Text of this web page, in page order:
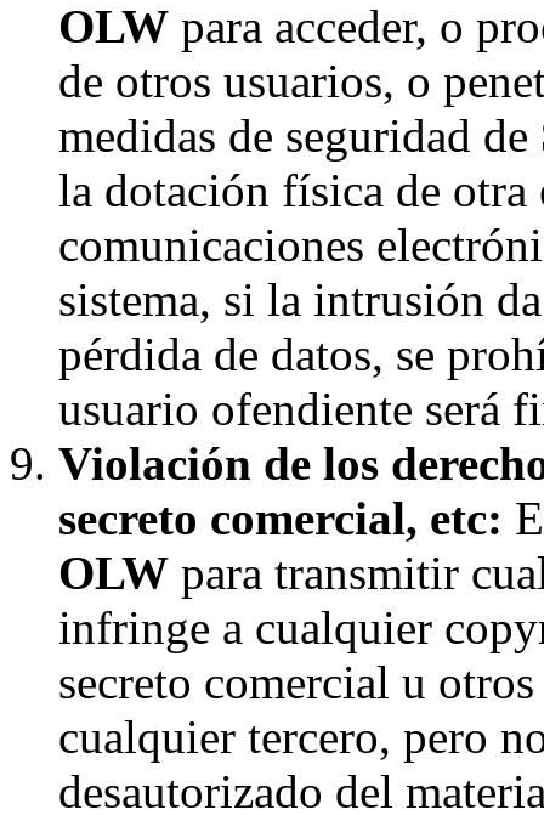
OLW para acceder, o
de otros usuarios, o
medidas de seguridad de
la dotación física de otra
comunicaciones
sistema, si la intrusión
pérdida de datos, se
usuario ofendiente será
Violación de los
secreto comercial, etc:
OLW para transmitir
infringe a cualquier
secreto comercial u
cualquier tercero, pero
desautorizado del